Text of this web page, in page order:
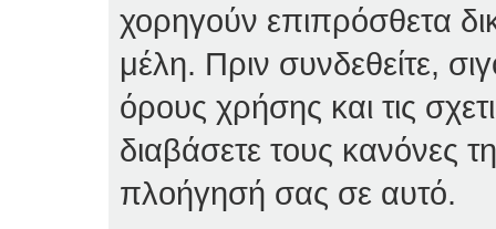
χορηγούν επιπρόσθετα
μέλη. Πριν συνδεθείτε,
όρους χρήσης και τις
διαβάσετε τους κανόνες
πλοήγησή σας σε αυτό.